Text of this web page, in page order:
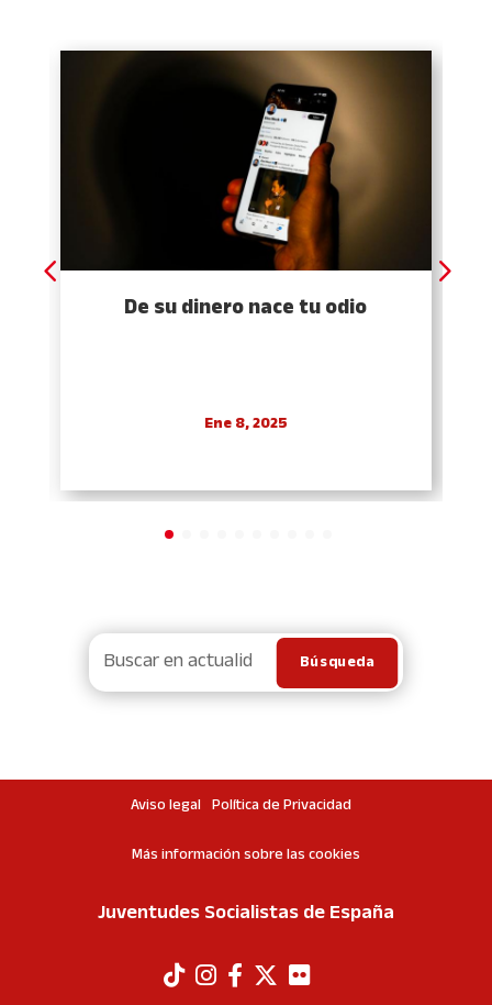
De su dinero nace tu odio
Ene 8, 2025
Aviso legal Política de Privacidad
Más información sobre las cookies
Juventudes Socialistas de España